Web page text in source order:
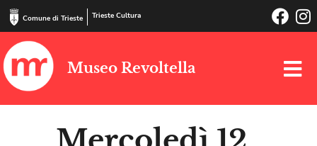
Comune di Trieste Trieste Cultura
Museo Revoltella